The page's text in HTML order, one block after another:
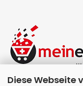
Diese Webseite